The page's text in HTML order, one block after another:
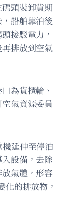
頭裝卸貨期
船舶靠泊後
接駁電力，
排放到空氣
為貨櫃輪、
氣資源委員
延伸至停泊
設備，去除
氣體，形容
化的排放物，